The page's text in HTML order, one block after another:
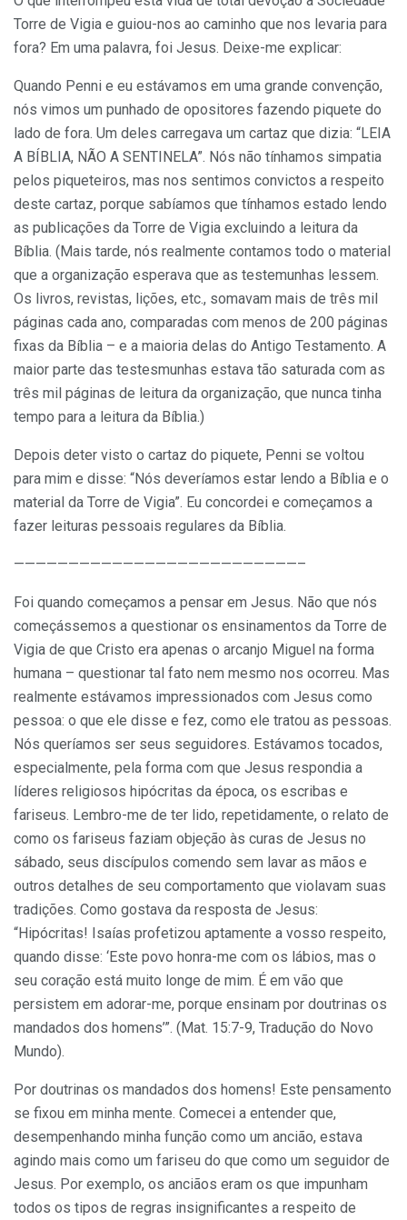
Torre de Vigia e guiou-nos ao caminho que nos levaria para
fora? Em uma palavra, foi Jesus. Deixe-me explicar:
Quando Penni e eu estávamos em uma grande convenção,
nós vimos um punhado de opositores fazendo piquete do
lado de fora. Um deles carregava um cartaz que dizia: “LEIA
A BÍBLIA, NÃO A SENTINELA”. Nós não tínhamos simpatia
pelos piqueteiros, mas nos sentimos convictos a respeito
deste cartaz, porque sabíamos que tínhamos estado lendo
as publicações da Torre de Vigia excluindo a leitura da
Bíblia. (Mais tarde, nós realmente contamos todo o material
que a organização esperava que as testemunhas lessem.
Os livros, revistas, lições, etc., somavam mais de três mil
páginas cada ano, comparadas com menos de 200 páginas
fixas da Bíblia – e a maioria delas do Antigo Testamento. A
maior parte das testesmunhas estava tão saturada com as
três mil páginas de leitura da organização, que nunca tinha
tempo para a leitura da Bíblia.)
Depois deter visto o cartaz do piquete, Penni se voltou
para mim e disse: “Nós deveríamos estar lendo a Bíblia e o
material da Torre de Vigia”. Eu concordei e começamos a
fazer leituras pessoais regulares da Bíblia.
——————————————————————————–
Foi quando começamos a pensar em Jesus. Não que nós
começássemos a questionar os ensinamentos da Torre de
Vigia de que Cristo era apenas o arcanjo Miguel na forma
humana – questionar tal fato nem mesmo nos ocorreu. Mas
realmente estávamos impressionados com Jesus como
pessoa: o que ele disse e fez, como ele tratou as pessoas.
Nós queríamos ser seus seguidores. Estávamos tocados,
especialmente, pela forma com que Jesus respondia a
líderes religiosos hipócritas da época, os escribas e
fariseus. Lembro-me de ter lido, repetidamente, o relato de
como os fariseus faziam objeção às curas de Jesus no
sábado, seus discípulos comendo sem lavar as mãos e
outros detalhes de seu comportamento que violavam suas
tradições. Como gostava da resposta de Jesus:
“Hipócritas! Isaías profetizou aptamente a vosso respeito,
quando disse: ‘Este povo honra-me com os lábios, mas o
seu coração está muito longe de mim. É em vão que
persistem em adorar-me, porque ensinam por doutrinas os
mandados dos homens’”. (Mat. 15:7-9, Tradução do Novo
Mundo).
Por doutrinas os mandados dos homens! Este pensamento
se fixou em minha mente. Comecei a entender que,
desempenhando minha função como um ancião, estava
agindo mais como um fariseu do que como um seguidor de
Jesus. Por exemplo, os anciãos eram os que impunham
todos os tipos de regras insignificantes a respeito de